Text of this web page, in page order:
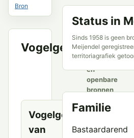
Bron
VogelgeluidVWG
Meijendel
en
openbare
bronnen
Vogelgeluid
van
Status in
Sinds 1958 is geen
Meijendel
territoriagrafiek
Familie
Bastaardarend